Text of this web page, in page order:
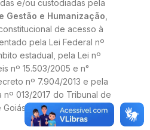
e/ou custodiadas pela
Gestão e Humanização
de acesso à
pela Lei Federal nº
estadual, pela Lei nº
nº 15.503/2005 e n°
nº 7.904/2013 e pela
nº 013/2017 do Tribunal de